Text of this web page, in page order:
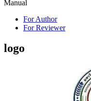
Manual
For Author
For Reviewer
logo